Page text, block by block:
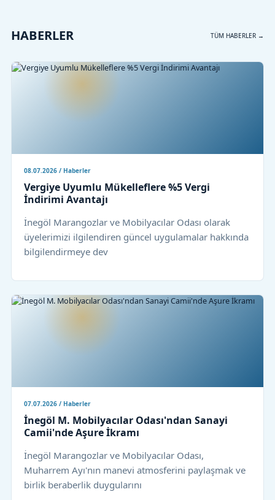
HABERLER TÜM HABERLER →
08.07.2026 / Haberler
Vergiye Uyumlu Mükelleflere %5 Vergi
İndirimi Avantajı
İnegöl Marangozlar ve Mobilyacılar Odası olarak
üyelerimizi ilgilendiren güncel uygulamalar hakkında
bilgilendirmeye dev
07.07.2026 / Haberler
İnegöl M. Mobilyacılar Odası'ndan Sanayi
Camii'nde Aşure İkramı
İnegöl Marangozlar ve Mobilyacılar Odası,
Muharrem Ayı'nın manevi atmosferini paylaşmak ve
birlik beraberlik duygularını